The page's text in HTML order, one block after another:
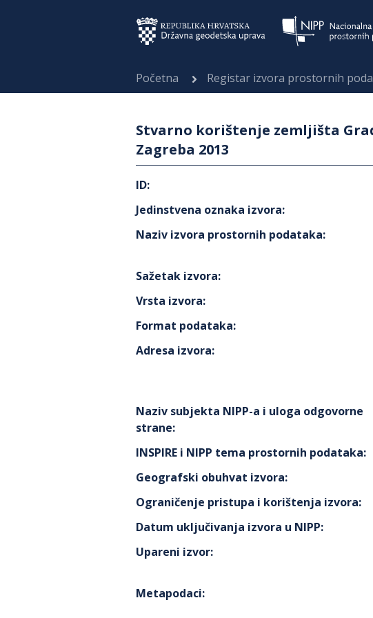
Početna Registar izvora prostornih
Stvarno korištenje zemljišta
Zagreba 2013
ID:
Jedinstvena oznaka izvora:
Naziv izvora prostornih podataka:
Sažetak izvora:
Vrsta izvora:
Format podataka:
Adresa izvora:
Naziv subjekta NIPP-a i uloga odgovorne
strane:
INSPIRE i NIPP tema prostornih podataka:
Geografski obuhvat izvora:
Ograničenje pristupa i korištenja izvora:
Datum uključivanja izvora u NIPP:
Upareni izvor:
Metapodaci: